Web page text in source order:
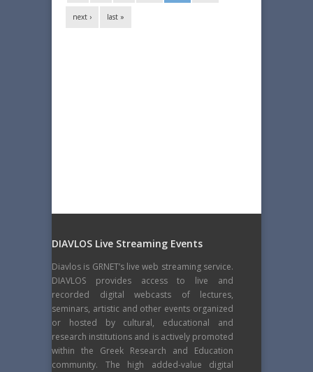
next › last »
DIAVLOS Live Streaming Events
Diavlos is GRNET’s live web streaming service.
DIAVLOS provides access to live and
recorded digital webcasts of lectures,
seminars, artistic and other events organized
or hosted by cultural, educational and
research institutions and is actively promoted
within the Greek Research and Education
community. The high added-value digital